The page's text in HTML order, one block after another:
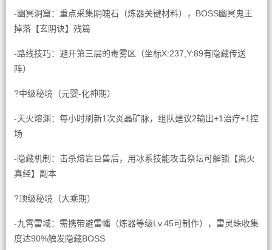
-幽冥洞窟：重点采集阴魄石（炼器关键材料），BOSS幽冥鬼王
掉落【玄阴诀】残篇
-路线技巧：避开第三层的毒雾区（坐标X:237,Y:89有隐藏传送
阵）
?中级秘境（元婴-化神期）
-天火熔渊：每小时刷新1次炎晶矿脉，组队建议2输出+1治疗+1控
场
-隐藏机制：击杀熔岩巨兽后，用冰系技能攻击祭坛可解锁【离火
真经】副本
?顶级秘境（大乘期）
-九霄雷域：需携带避雷幡（炼器等级Lv.45可制作），雷灵珠收集
度达90%触发隐藏BOSS